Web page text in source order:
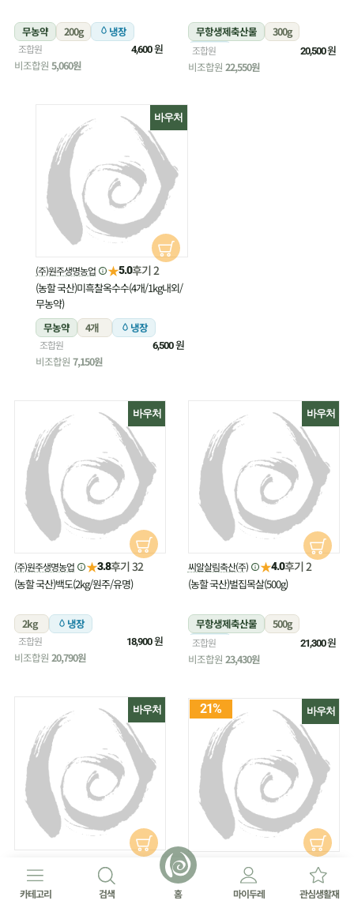
무항생제축산물
300g
냉장
조합원 20,500원
비조합원 22,550원
무농약 200g 냉장
조합원 4,600원
비조합원 5,060원
바우처
(주)원주생명농업 ★5.0후기 2
(농할 국산)미흑찰옥수수(4개/1kg내외/
무농약)
무농약
4개 냉장
조합원 6,500원
비조합원7,150원
바우처
(주)원주생명농업 ★3.8후기 32
(농할 국산)백도(2kg/원주/유명)
2kg 냉장
조합원 18,900원
비조합원 20,790원
바우처
씨알살림축산(주) ★4.0후기 2
(농할 국산)벌집목살(500g)
무항생제축산물
500g
냉장
조합원 21,300원
비조합원 23,430원
바우처
(농할 국산)벌집삼겹살(500g)
바우처
21%
(주)원주생명농업
(농할 국산)부추(180g/무농약)
카테고리 검색 홈 마이두레 관심생활재